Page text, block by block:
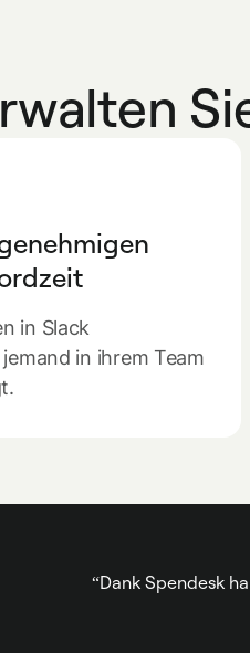
in Slack
in ihrem Team
Dank Spendesk